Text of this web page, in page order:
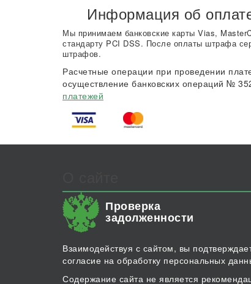
Информация об
Мы принимаем банковские карты Vias,
стандарту PCI DSS. После оплаты штрафа
штрафов.
Расчетные операции при проведении
осуществление банковских операций №
платежей
Проверка
задолженности
Взаимодействуя с сайтом, вы
согласие на обработку персональных
Содержание сайта не является